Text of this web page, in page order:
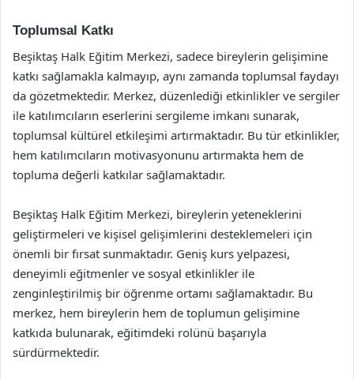
Toplumsal Katkı
Beşiktaş Halk Eğitim Merkezi, sadece bireylerin gelişimine
katkı sağlamakla kalmayıp, aynı zamanda toplumsal faydayı
da gözetmektedir. Merkez, düzenlediği etkinlikler ve sergiler
ile katılımcıların eserlerini sergileme imkanı sunarak,
toplumsal kültürel etkileşimi artırmaktadır. Bu tür etkinlikler,
hem katılımcıların motivasyonunu artırmakta hem de
topluma değerli katkılar sağlamaktadır.
Beşiktaş Halk Eğitim Merkezi, bireylerin yeteneklerini
geliştirmeleri ve kişisel gelişimlerini desteklemeleri için
önemli bir fırsat sunmaktadır. Geniş kurs yelpazesi,
deneyimli eğitmenler ve sosyal etkinlikler ile
zenginleştirilmiş bir öğrenme ortamı sağlamaktadır. Bu
merkez, hem bireylerin hem de toplumun gelişimine
katkıda bulunarak, eğitimdeki rolünü başarıyla
sürdürmektedir.